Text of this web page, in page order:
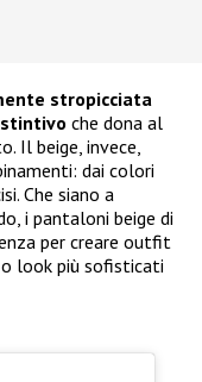
stropicciata
che dona al
Il beige, invece,
dai colori
Che siano a
i pantaloni beige di
per creare outfit
look più sofisticati